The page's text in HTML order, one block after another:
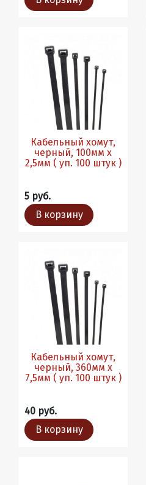
Кабельный хомут,
черный, 100мм х
2,5мм ( уп. 100 штук )
5 руб.
В корзину
Кабельный хомут,
черный, 360мм х
7,5мм ( уп. 100 штук )
40 руб.
В корзину